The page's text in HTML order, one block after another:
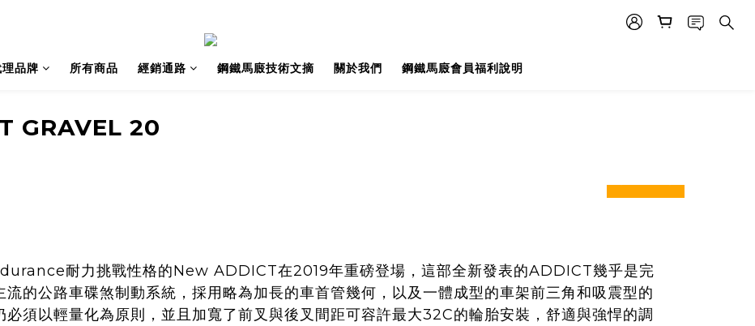
品牌 所有商品 經銷通路 鋼鐵馬廄技術文摘 關於我們 鋼鐵馬廄會員福利說明
GRAVEL 20
prev next
耐力挑戰性格的New ADDICT在2019年重磅登場，這部全新發表的ADDICT幾乎是完
的公路車碟煞制動系統，採用略為加長的車首管幾何，以及一體成型的車架前三角和吸震型的
須以輕量化為原則，並且加寬了前叉與後叉間距可容許最大32C的輪胎安裝，舒適與強悍的調